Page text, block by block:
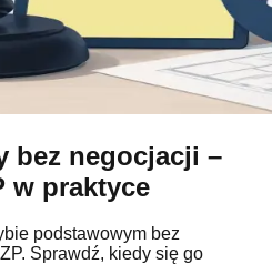
bez negocjacji –
w praktyce
podstawowym bez
Sprawdź, kiedy się go